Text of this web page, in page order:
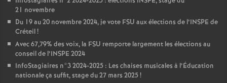
21 novembre
Du 19 au 20 novembre 2024, je vote FSU aux élections de l’INSPE de
Créteil!
Avec 67,79% des voix, la FSU remporte largement les élections au
conseil de l’INSPE 2024
InfoStagiaires n°3 2024-2025 : Les chaises musicales à l’Éducation
nationale ça suffit, stage du 27 mars 2025!